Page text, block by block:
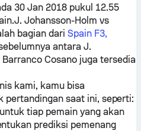
30 Jan 2018 pukul 12.55
J. Johansson-Holm vs
bagian dari Spain F3,
antara J.
Cosanojuga tersedia
kami, kamu bisa
saat ini, seperti:
tiap pemain yang akan
prediksi pemenang